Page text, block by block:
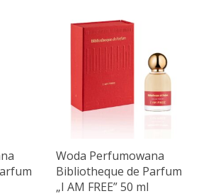
Woda Perfumowana
Bibliotheque de Parfum
„I AM FREE” 50 ml